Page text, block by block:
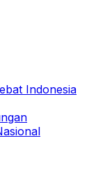
Indonesia